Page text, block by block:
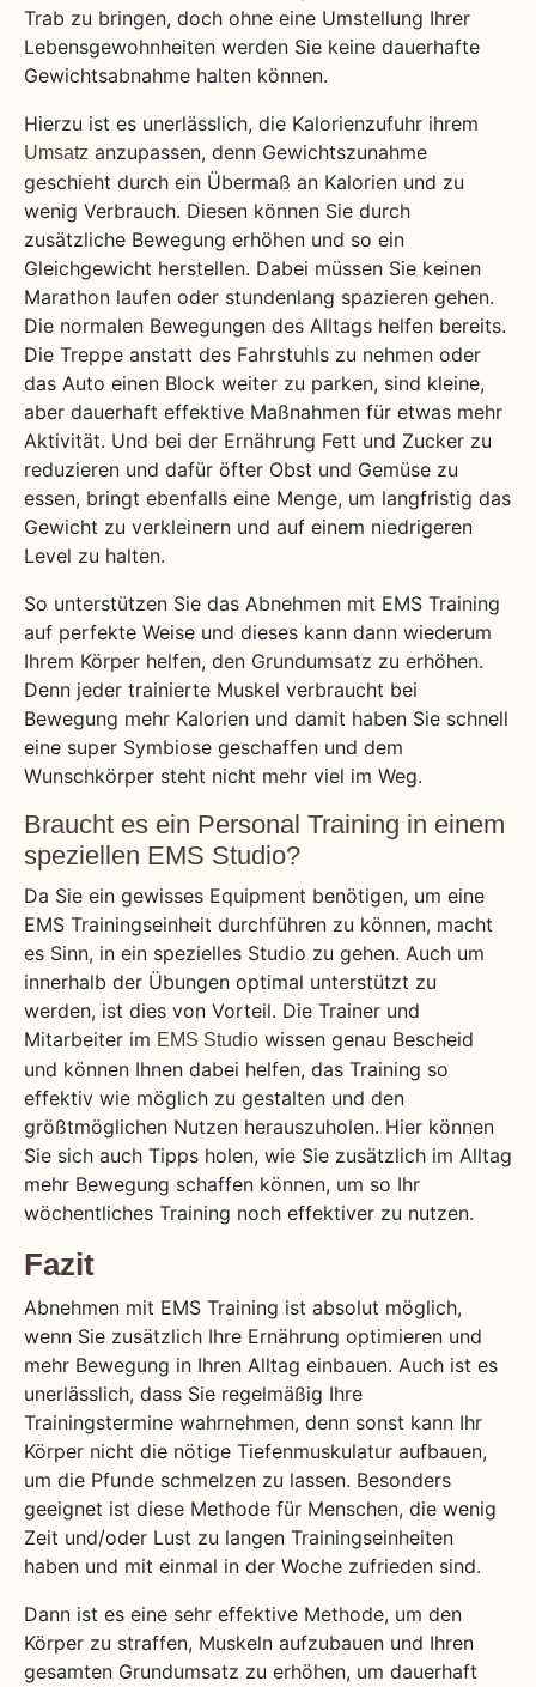
Trab zu bringen, doch ohne eine Umstellung Ihrer
Lebensgewohnheiten werden Sie keine dauerhafte
Gewichtsabnahme halten können.
Hierzu ist es unerlässlich, die Kalorienzufuhr ihrem
Umsatz anzupassen, denn Gewichtszunahme
geschieht durch ein Übermaß an Kalorien und zu
wenig Verbrauch. Diesen können Sie durch
zusätzliche Bewegung erhöhen und so ein
Gleichgewicht herstellen. Dabei müssen Sie keinen
Marathon laufen oder stundenlang spazieren gehen.
Die normalen Bewegungen des Alltags helfen bereits.
Die Treppe anstatt des Fahrstuhls zu nehmen oder
das Auto einen Block weiter zu parken, sind kleine,
aber dauerhaft effektive Maßnahmen für etwas mehr
Aktivität. Und bei der Ernährung Fett und Zucker zu
reduzieren und dafür öfter Obst und Gemüse zu
essen, bringt ebenfalls eine Menge, um langfristig das
Gewicht zu verkleinern und auf einem niedrigeren
Level zu halten.
So unterstützen Sie das Abnehmen mit EMS Training
auf perfekte Weise und dieses kann dann wiederum
Ihrem Körper helfen, den Grundumsatz zu erhöhen.
Denn jeder trainierte Muskel verbraucht bei
Bewegung mehr Kalorien und damit haben Sie schnell
eine super Symbiose geschaffen und dem
Wunschkörper steht nicht mehr viel im Weg.
Braucht es ein Personal Training in einem
speziellen EMS Studio?
Da Sie ein gewisses Equipment benötigen, um eine
EMS Trainingseinheit durchführen zu können, macht
es Sinn, in ein spezielles Studio zu gehen. Auch um
innerhalb der Übungen optimal unterstützt zu
werden, ist dies von Vorteil. Die Trainer und
Mitarbeiter im EMS Studio wissen genau Bescheid
und können Ihnen dabei helfen, das Training so
effektiv wie möglich zu gestalten und den
größtmöglichen Nutzen herauszuholen. Hier können
Sie sich auch Tipps holen, wie Sie zusätzlich im Alltag
mehr Bewegung schaffen können, um so Ihr
wöchentliches Training noch effektiver zu nutzen.
Fazit
Abnehmen mit EMS Training ist absolut möglich,
wenn Sie zusätzlich Ihre Ernährung optimieren und
mehr Bewegung in Ihren Alltag einbauen. Auch ist es
unerlässlich, dass Sie regelmäßig Ihre
Trainingstermine wahrnehmen, denn sonst kann Ihr
Körper nicht die nötige Tiefenmuskulatur aufbauen,
um die Pfunde schmelzen zu lassen. Besonders
geeignet ist diese Methode für Menschen, die wenig
Zeit und/oder Lust zu langen Trainingseinheiten
haben und mit einmal in der Woche zufrieden sind.
Dann ist es eine sehr effektive Methode, um den
Körper zu straffen, Muskeln aufzubauen und Ihren
gesamten Grundumsatz zu erhöhen, um dauerhaft